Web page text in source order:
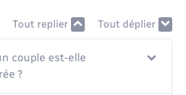
Tout replier Tout déplier
couple est-elle
?